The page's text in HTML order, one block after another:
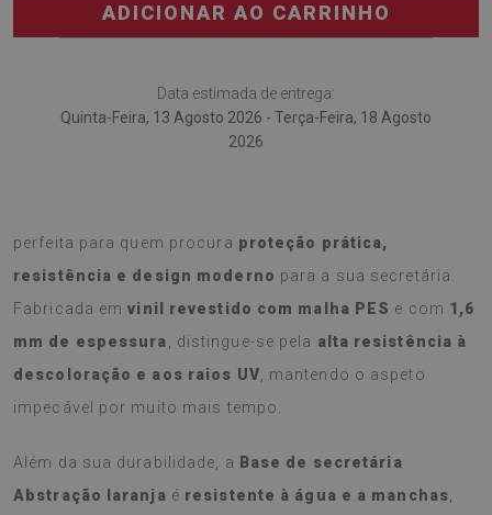
ADICIONAR AO CARRINHO
Data estimada de entrega:
Quinta-Feira, 13 Agosto 2026 - Terça-Feira, 18 Agosto
2026
perfeita para quem procura proteção prática,
resistência e design moderno para a sua secretária.
Fabricada emvinil revestido com malha PES e com 1,6
mm de espessura
, distingue-se pela alta resistência à
descoloração e aos raios UV , mantendo o aspeto
impecável por muito mais tempo.
Além da sua durabilidade, a Base de secretária
Abstração laranja é resistente à água e a manchas